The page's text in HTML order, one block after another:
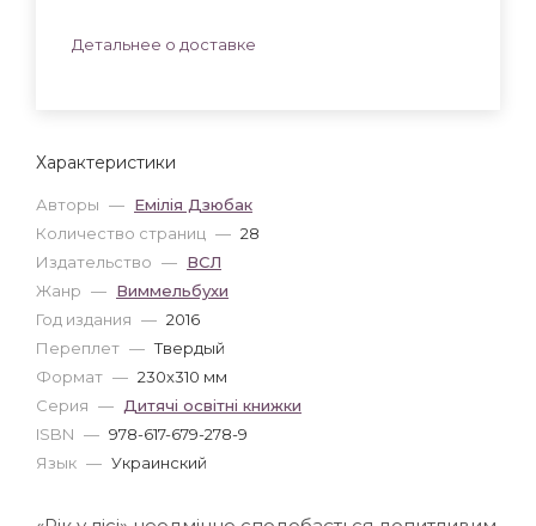
Характеристики
Авторы — Емілія Дзюбак
Количество страниц — 28
Издательство — ВСЛ
Жанр — Виммельбухи
Год издания — 2016
Переплет — Твердый
Формат — 230x310 мм
Серия — Дитячі освітні книжки
ISBN — 978-617-679-278-9
Язык — Украинский
Детальнее о доставке